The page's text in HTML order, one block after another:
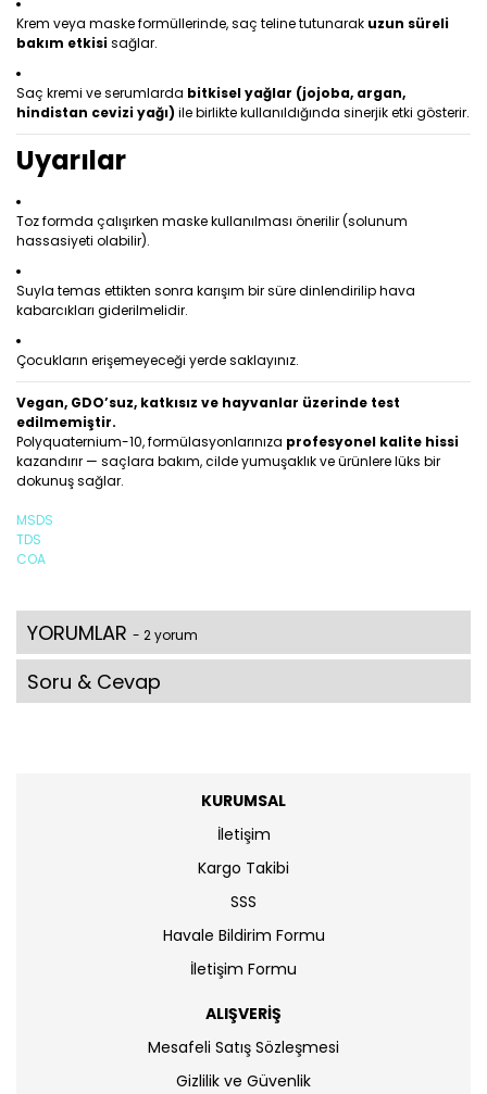
Krem veya maske formüllerinde, saç teline tutunarak uzun süreli
bakım etkisisağlar.
Saç kremi ve serumlarda bitkisel yağlar (jojoba, argan,
hindistan cevizi yağı) ile birlikte kullanıldığında sinerjik etki gösterir.
Uyarılar
Toz formda çalışırken maske kullanılması önerilir (solunum
hassasiyeti olabilir).
Suyla temas ettikten sonra karışım bir süre dinlendirilip hava
kabarcıkları giderilmelidir.
Çocukların erişemeyeceği yerde saklayınız.
Vegan, GDO’suz, katkısız ve hayvanlar üzerinde test
edilmemiştir.
Polyquaternium-10, formülasyonlarınıza profesyonel kalite hissi
kazandırır — saçlara bakım, cilde yumuşaklık ve ürünlere lüks bir
dokunuş sağlar.
MSDS
TDS
COA
YORUMLAR - 2 yorum
Soru & Cevap
KURUMSAL
İletişim
Kargo Takibi
SSS
Havale Bildirim Formu
İletişim Formu
ALIŞVERİŞ
Mesafeli Satış Sözleşmesi
Gizlilik ve Güvenlik